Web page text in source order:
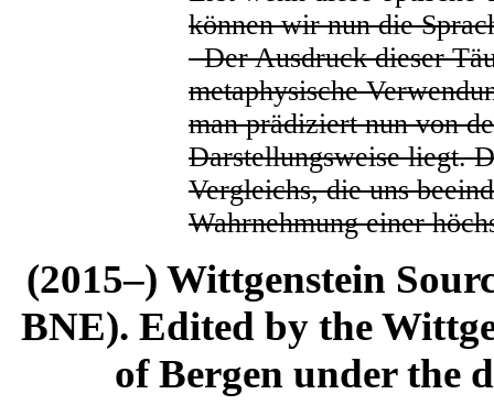
können wir nun die
Der Ausdruck dieser
metaphysische
man prädiziert nun von
Darstellungsweise liegt.
Vergleichs, die uns
Wahrnehmung einer
(2015–) Wittgenstein
BNE). Edited by the
of Bergen under the